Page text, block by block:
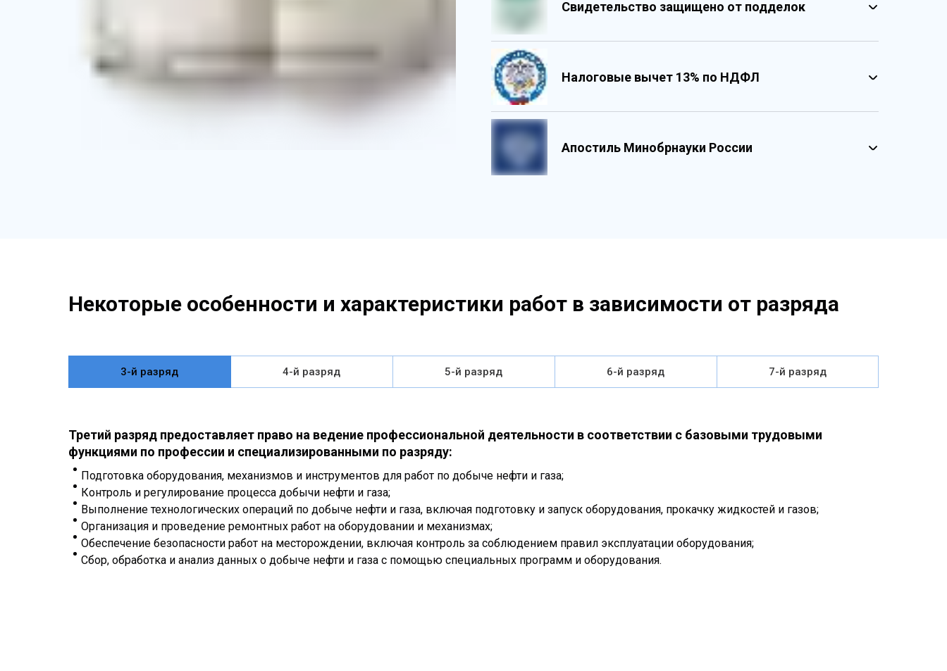
Свидетельство защищено от подделок
Государственными реестровыми номерами
Персонализированный документ о квалификации
Содержит графические и оптические элементы защиты
Налоговые вычет 13% по НДФЛ
Апостиль Минобрнауки России
Некоторые особенности и характеристики работ в зависимости от разряда
3-й разряд 4-й разряд 5-й разряд 6-й разряд 7-й разряд
Третий разряд предоставляет право на ведение профессиональной деятельности в соответствии с базовыми трудовыми
функциями по профессии и специализированными по разряду:
Подготовка оборудования, механизмов и инструментов для работ по добыче нефти и газа;
Контроль и регулирование процесса добычи нефти и газа;
Выполнение технологических операций по добыче нефти и газа, включая подготовку и запуск оборудования, прокачку жидкостей и газов;
Организация и проведение ремонтных работ на оборудовании и механизмах;
Обеспечение безопасности работ на месторождении, включая контроль за соблюдением правил эксплуатации оборудования;
Сбор, обработка и анализ данных о добыче нефти и газа с помощью специальных программ и оборудования.